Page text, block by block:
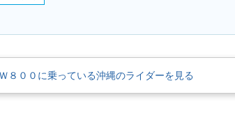
でのラインナップとなり、24年モデル以降は、もと
８００に乗っている沖縄のライダーを見る